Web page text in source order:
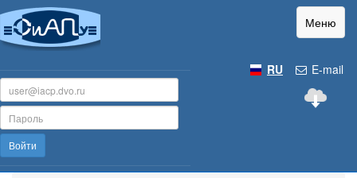
Меню
E-mail
RU
Войти